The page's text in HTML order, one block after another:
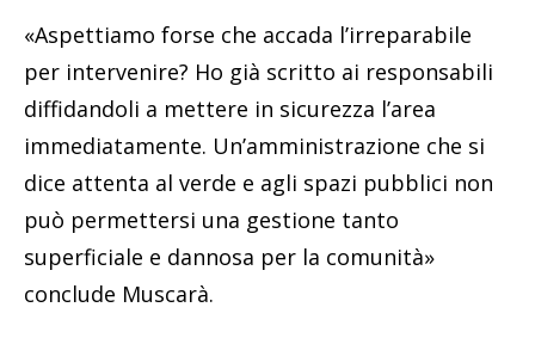
«Aspettiamo forse che accada l’irreparabile
per intervenire? Ho già scritto ai responsabili
diffidandoli a mettere in sicurezza l’area
immediatamente. Un’amministrazione che si
dice attenta al verde e agli spazi pubblici non
può permettersi una gestione tanto
superficiale e dannosa per la comunità»
conclude Muscarà.